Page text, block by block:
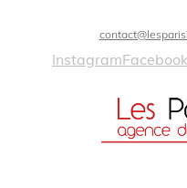
InstagramFacebook